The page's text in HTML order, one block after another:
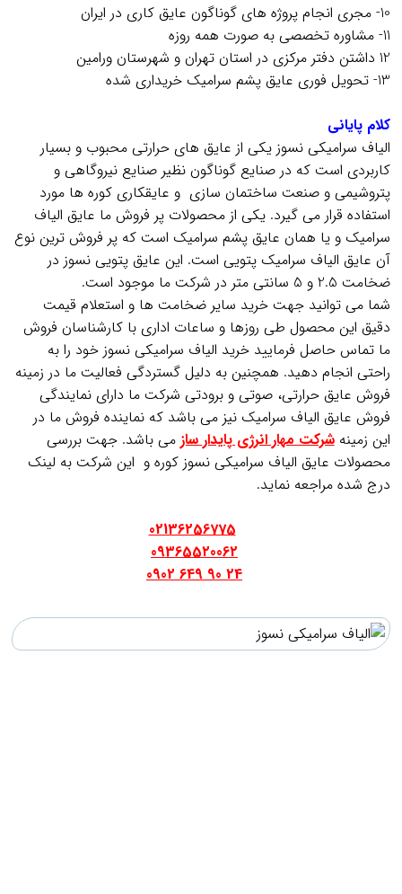
10- مجری انجام پروژه های گوناگون عایق کاری در ایران
11- مشاوره تخصصی به صورت همه روزه
12 داشتن دفتر مرکزی در استان تهران و شهرستان ورامین
13- تحویل فوری عایق پشم سرامیک خریداری شده
کلام پایانی
الیاف سرامیکی نسوز یکی از عایق های حرارتی محبوب و بسیار
کاربردی است که در صنایع گوناگون نظیر صنایع نیروگاهی و
پتروشیمی و صنعت ساختمان سازی و عایقکاری کوره ها مورد
استفاده قرار می گیرد. یکی از محصولات پر فروش ما عایق الیاف
سرامیک و یا همان عایق پشم سرامیک است که پر فروش ترین نوع
آن عایق الیاف سرامیک پتویی است. این عایق پتویی نسوز در
ضخامت 2.5 و 5 سانتی متر در شرکت ما موجود است.
شما می توانید جهت خرید سایر ضخامت ها و استعلام قیمت
دقیق این محصول طی روزها و ساعات اداری با کارشناسان فروش
ما تماس حاصل فرمایید خرید الیاف سرامیکی نسوز خود را به
راحتی انجام دهید. همچنین به دلیل گستردگی فعالیت ما در زمینه
فروش عایق حرارتی، صوتی و برودتی شرکت ما دارای نمایندگی
فروش عایق الیاف سرامیک نیز می باشد که نماینده فروش ما در
این زمینهشرکت مهار انرژی پایدار ساز می باشد. جهت بررسی
محصولات عایق الیاف سرامیکی نسوز کوره و این شرکت به لینک
درج شده مراجعه نماید.
02136256775
09365520062
24 90 649 0902